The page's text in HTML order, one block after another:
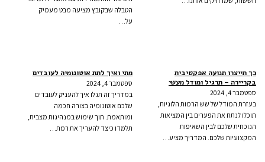
הטבלה שבקובץ מציעה מבט מעמיק
על…
כך תייצרו תנועה אפקטיבית
בקריירה – תרגיל ומודל מעשי
ספטמבר 4, 2024
בעזרת המודל של שש הרמות הלוגיות,
תוכלו לנתח את הפערים בין המציאות
הנוכחית שלכם לבין השאיפות
המקצועיות שלכם. המדריך מציע…
מתי ואיך לתת אוטונומיה לעובדים
ספטמבר 4, 2024
במדריך זה תגלו איך להעניק לעובדים
שלכם אוטונומיה בצורה חכמה
ומותאמת. תוך שימוש במנהיגות מצבית,
תלמדו כיצד להעריך את רמת…